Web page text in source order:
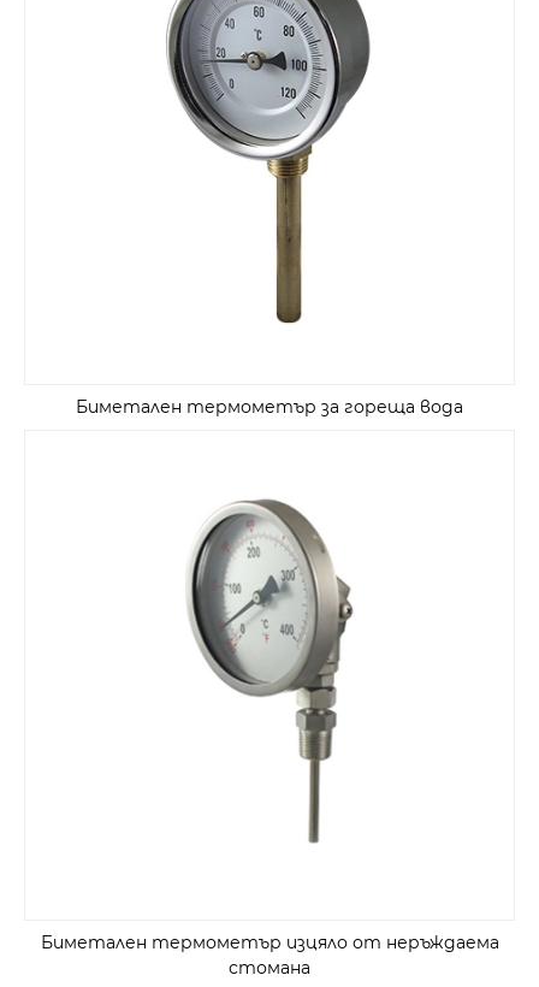
Биметален термометър за гореща вода
Биметален термометър изцяло от неръждаема
стомана